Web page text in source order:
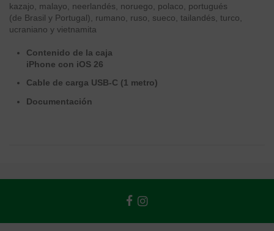
kazajo, malayo, neerlandés, noruego, polaco, portugués
(de Brasil y Portugal), rumano, ruso, sueco, tailandés, turco,
ucraniano y vietnamita
Contenido de la caja
iPhone con iOS 26
Cable de carga USB‑C (1 metro)
Documentación